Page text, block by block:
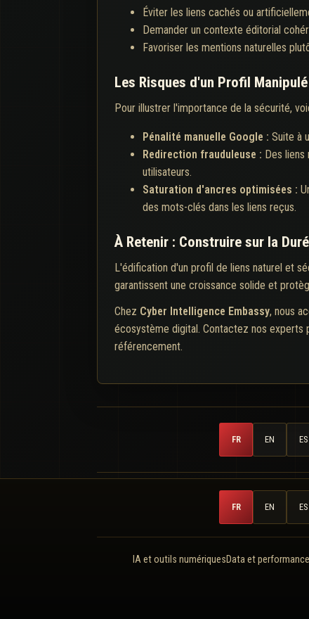
Éviter les liens cachés ou
Demander un contexte éditorial
Favoriser les mentions naturelles
Les Risques d'un Profil
Pour illustrer l'importance de la sécurité,
Pénalité manuelle Google : Suite à
Redirection frauduleuse : Des liens
utilisateurs.
Saturation d'ancres optimisées :
des mots-clés dans les liens reçus.
À Retenir : Construire sur la
L'édification d'un profil de liens naturel et
garantissent une croissance solide et
Chez Cyber Intelligence Embassy, nous
écosystème digital. Contactez nos experts
référencement.
FR EN ES
FR EN ES
IA et outils numériquesData et performance